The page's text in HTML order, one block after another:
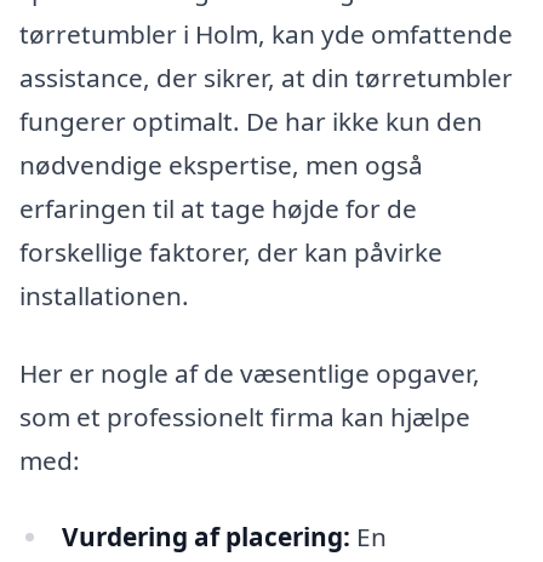
tørretumbler i Holm, kan yde omfattende
assistance, der sikrer, at din tørretumbler
fungerer optimalt. De har ikke kun den
nødvendige ekspertise, men også
erfaringen til at tage højde for de
forskellige faktorer, der kan påvirke
installationen.
Her er nogle af de væsentlige opgaver,
som et professionelt firma kan hjælpe
med:
Vurdering af placering: En